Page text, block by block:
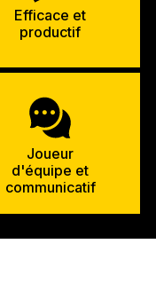
Efficace et
productif
Joueur
d'équipe et
communicatif